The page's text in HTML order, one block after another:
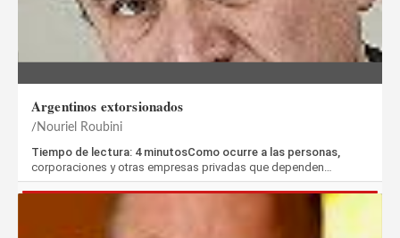
Argentinos extorsionados
Nouriel Roubini
Tiempo de lectura: 4 minutosComo ocurre a las personas,
corporaciones y otras empresas privadas que dependen…